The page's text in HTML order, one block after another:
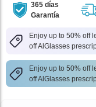
365 días
Garantía
Enjoy up to 50% off
off AlGlasses
Enjoy up to 50% off
off AlGlasses